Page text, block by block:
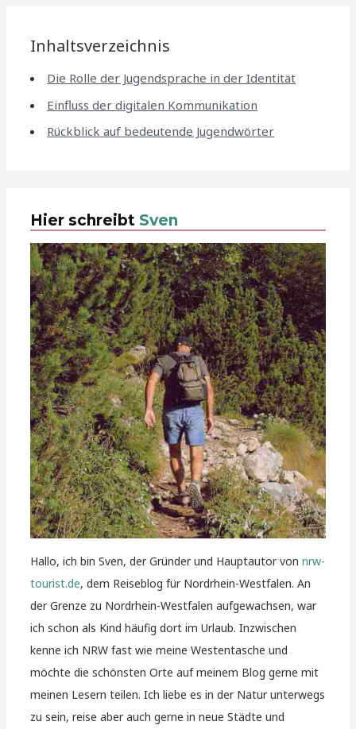
Inhaltsverzeichnis
Die Rolle der Jugendsprache in der Identität
Einfluss der digitalen Kommunikation
Rückblick auf bedeutende Jugendwörter
Hier schreibt Sven
Hallo, ich bin Sven, der Gründer und Hauptautor vonnrw-
tourist.de, dem Reiseblog für Nordrhein-Westfalen. An
der Grenze zu Nordrhein-Westfalen aufgewachsen, war
ich schon als Kind häufig dort im Urlaub. Inzwischen
kenne ich NRW fast wie meine Westentasche und
möchte die schönsten Orte auf meinem Blog gerne mit
meinen Lesern teilen. Ich liebe es in der Natur unterwegs
zu sein, reise aber auch gerne in neue Städte und